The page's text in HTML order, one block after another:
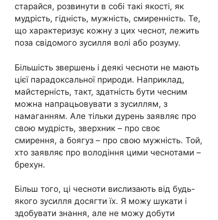
старайся, розвинути в собі такі якості, як
мудрість, гідність, мужність, смиренність. Те,
що характеризує кожну з цих чеснот, лежить
поза свідомого зусилля волі або розуму.
Більшість звершень і деякі чесноти не мають
цієї парадоксальної природи. Наприклад,
майстерність, такт, здатність бути чесним
можна напрацьовувати з зусиллям, з
намаганням. Але тільки дурень заявляє про
свою мудрість, зверхник – про своє
смирення, а боягуз – про свою мужність. Той,
хто заявляє про володіння цими чеснотами –
брехун.
Більш того, ці чесноти вислизають від будь-
якого зусилля досягти їх. Я можу шукати і
здобувати знання, але не можу добути